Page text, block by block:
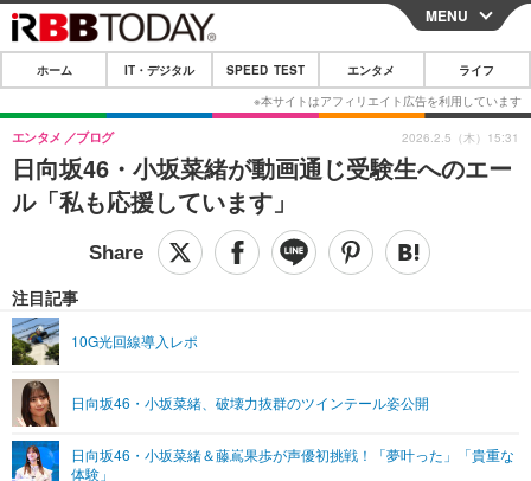
CLOSE
ホーム
IT・デジタル
IT・デジタルTOP スマートフォン
ショッピング その他
SPEED TEST
エンタメTOP 映画・ドラマ
グラビア ブログ
ショッピング その他
ライフTOP
リリース一覧
プッシュ通知の停止方法
MENU
ホーム IT・デジタル SPEED TEST エンタメ ライフ
日向坂46・小坂菜緒が動画通じ受験生へのエー
ル「私も応援しています」
エンタメ ブログ
注目記事
10G光回線導入レポ
日向坂46・小坂菜緒、破壊力抜群のツインテール姿公開
日向坂46・小坂菜緒＆藤嶌果歩が声優初挑戦！「夢叶った」「貴重な
体験」
2026.2.5（木）15:31